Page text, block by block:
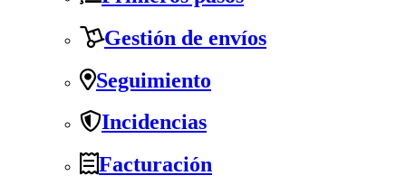
Gestión de envíos
Seguimiento
Incidencias
Facturación